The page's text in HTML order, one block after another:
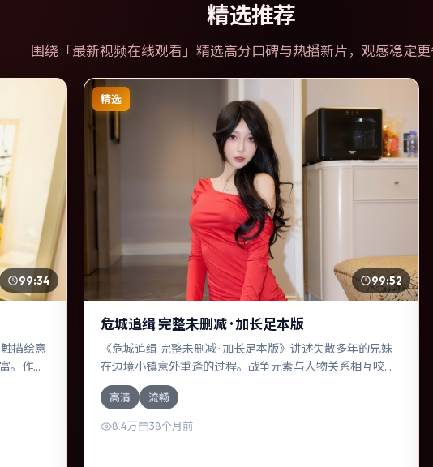
精选推荐
围绕「最新视频在线观看 」精选高分口碑与热播新片，观感稳定
99:34
描绘意
。作为
逆转的
精选
99:52
危城追缉 完整未删减 · 加长足本版
《危城追缉 完整未删减 · 加长足本版》讲述失散多年的兄妹
在边境小镇意外重逢的过程。战争元素与人物关系相互咬
合，基里安·墨菲、章子怡的对手戏尤为出彩。导演达米恩·查
泽雷善于在长镜头中积蓄张力，本片亦在中国大陆实地取
景，增强真实质感。
高清 流畅
8.4万 38个月前